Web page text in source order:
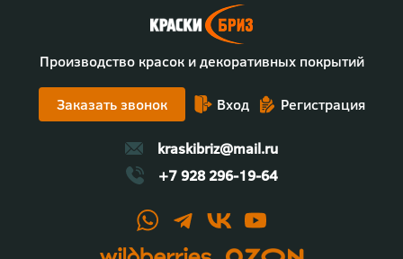
Производство красок и декоративных покрытий
Заказать звонок Вход Регистрация
kraskibriz@mail.ru
+7 928 296-19-64